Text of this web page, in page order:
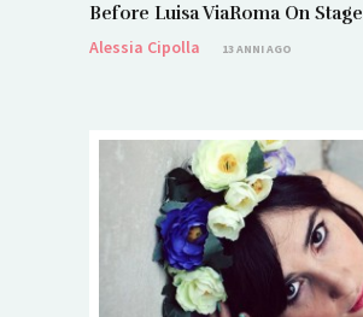
Before Luisa ViaRoma On Stage
Alessia Cipolla
13 ANNI AGO